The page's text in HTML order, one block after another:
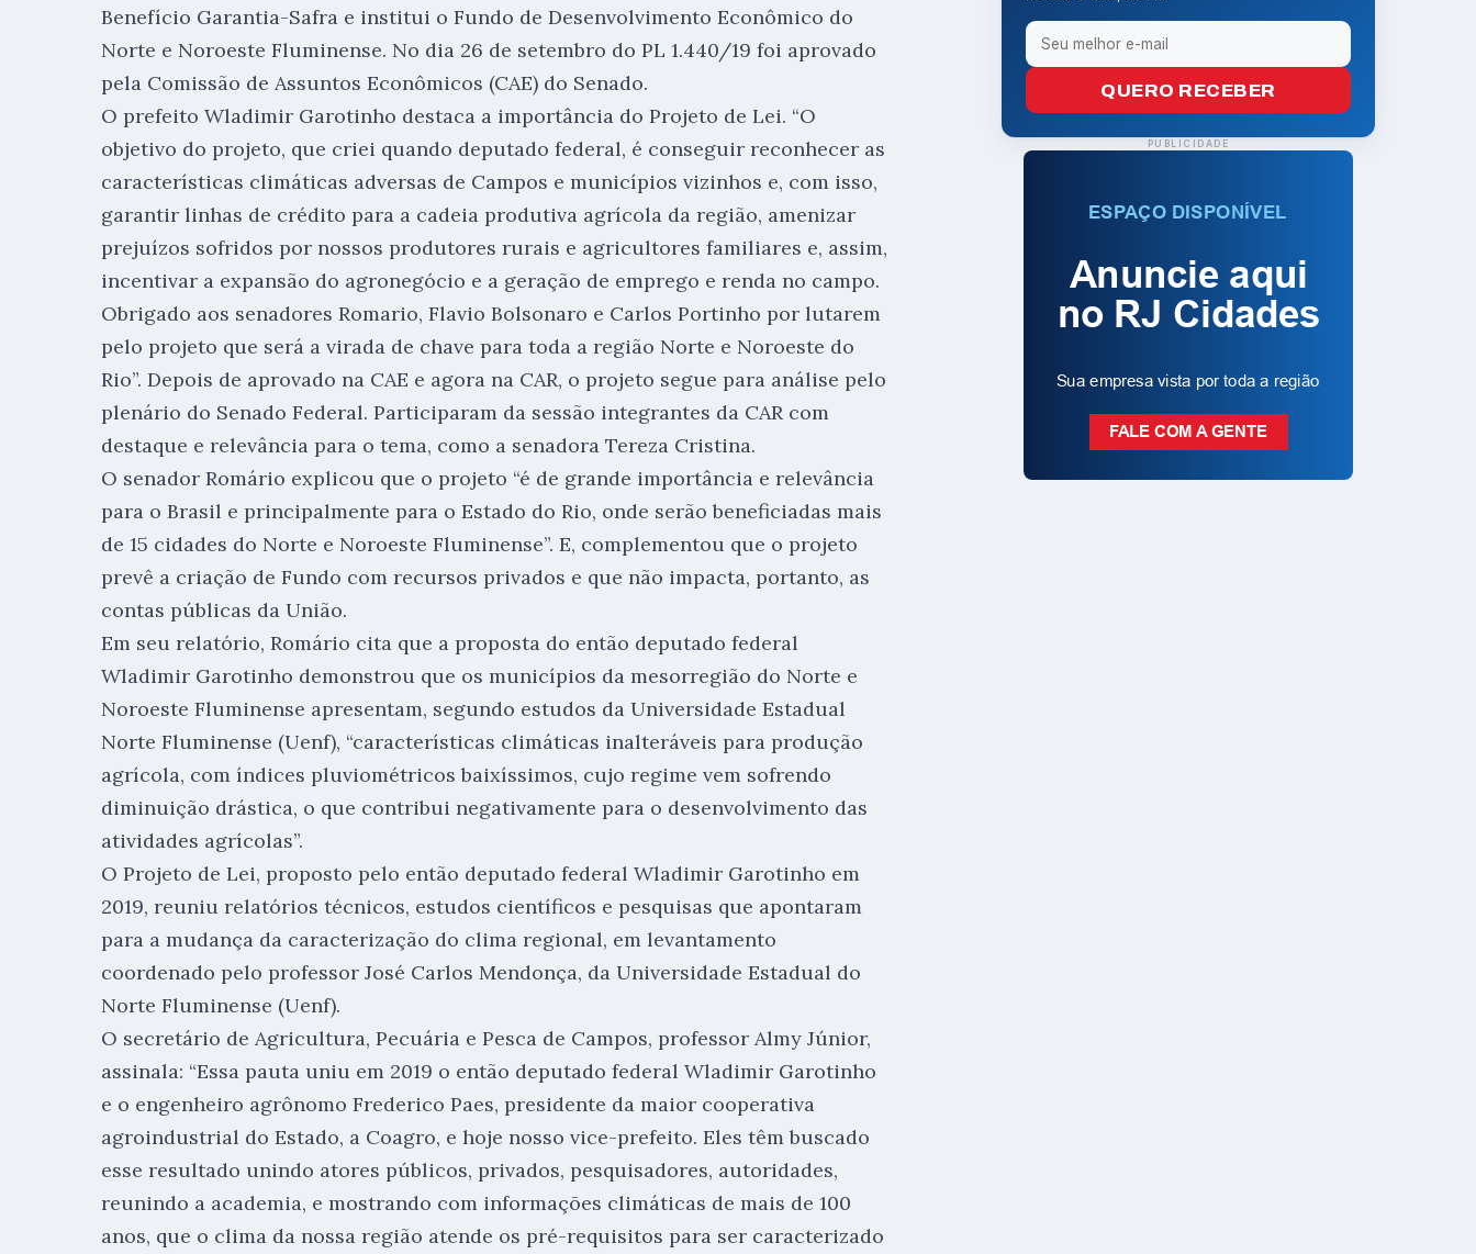
Benefício Garantia-Safra e institui o Fundo de Desenvolvimento Econômico do
Norte e Noroeste Fluminense. No dia 26 de setembro do PL 1.440/19 foi aprovado
pela Comissão de Assuntos Econômicos (CAE) do Senado.
O prefeito Wladimir Garotinho destaca a importância do Projeto de Lei. “O
objetivo do projeto, que criei quando deputado federal, é conseguir reconhecer as
características climáticas adversas de Campos e municípios vizinhos e, com isso,
garantir linhas de crédito para a cadeia produtiva agrícola da região, amenizar
prejuízos sofridos por nossos produtores rurais e agricultores familiares e, assim,
incentivar a expansão do agronegócio e a geração de emprego e renda no campo.
Obrigado aos senadores Romario, Flavio Bolsonaro e Carlos Portinho por lutarem
pelo projeto que será a virada de chave para toda a região Norte e Noroeste do
Rio”. Depois de aprovado na CAE e agora na CAR, o projeto segue para análise pelo
plenário do Senado Federal. Participaram da sessão integrantes da CAR com
destaque e relevância para o tema, como a senadora Tereza Cristina.
O senador Romário explicou que o projeto “é de grande importância e relevância
para o Brasil e principalmente para o Estado do Rio, onde serão beneficiadas mais
de 15 cidades do Norte e Noroeste Fluminense”. E, complementou que o projeto
prevê a criação de Fundo com recursos privados e que não impacta, portanto, as
contas públicas da União.
Em seu relatório, Romário cita que a proposta do então deputado federal
Wladimir Garotinho demonstrou que os municípios da mesorregião do Norte e
Noroeste Fluminense apresentam, segundo estudos da Universidade Estadual
Norte Fluminense (Uenf), “características climáticas inalteráveis para produção
agrícola, com índices pluviométricos baixíssimos, cujo regime vem sofrendo
diminuição drástica, o que contribui negativamente para o desenvolvimento das
atividades agrícolas”.
O Projeto de Lei, proposto pelo então deputado federal Wladimir Garotinho em
2019, reuniu relatórios técnicos, estudos científicos e pesquisas que apontaram
para a mudança da caracterização do clima regional, em levantamento
coordenado pelo professor José Carlos Mendonça, da Universidade Estadual do
Norte Fluminense (Uenf).
O secretário de Agricultura, Pecuária e Pesca de Campos, professor Almy Júnior,
assinala: “Essa pauta uniu em 2019 o então deputado federal Wladimir Garotinho
e o engenheiro agrônomo Frederico Paes, presidente da maior cooperativa
agroindustrial do Estado, a Coagro, e hoje nosso vice-prefeito. Eles têm buscado
esse resultado unindo atores públicos, privados, pesquisadores, autoridades,
reunindo a academia, e mostrando com informações climáticas de mais de 100
anos, que o clima da nossa região atende os pré-requisitos para ser caracterizado
QUERO RECEBER
PUBLICIDADE